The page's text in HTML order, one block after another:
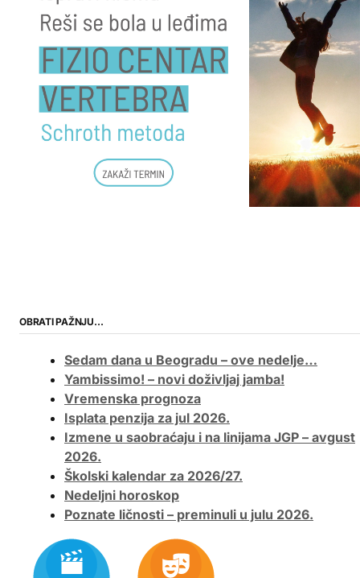
OBRATI PAŽNJU…
Sedam dana u Beogradu – ove nedelje…
Yambissimo! – novi doživljaj jamba!
Vremenska prognoza
Isplata penzija za jul 2026.
Izmene u saobraćaju i na linijama JGP – avgust
2026.
Školski kalendar za 2026/27.
Nedeljni horoskop
Poznate ličnosti – preminuli u julu 2026.